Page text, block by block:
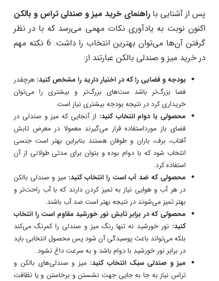
پس از آشنایی باراهنمای خرید میز و صندلی تراس و بالکن
اکنون نوبت به یادآوری نکات مهمی می‌رسد که با در نظر
گرفتن آن‌ها می‌توان بهترین انتخاب را داشت. 6 نکته مهم
در خرید میز و صندلی بالکن عبارتند از:
بودجه و فضایی را که در اختیار دارید را مشخص کنید:هرچقدر
فضا بزرگ‌تر باشد ست‌های بزرگ‌تر و بیشتری را می‌توان
خریداری کرد در نتیجه بودجه بیشتری نیاز است.
محصولی با دوام انتخاب کنید:از آنجایی که میز و صندلی در
فضای باز مورداستفاده قرار می‌گیرند معمولا در معرض تابش
آفتاب، برف، باران و طوفان هستند بنابراین بهتر است جنسی
انتخاب شود که با دوام بوده و بتوان برای مدتی طولانی از آن
استفاده کرد.
محصولی که ضد آب است را انتخاب کنید:میز و صندلی بالکن
در هر آب و هوایی نیاز به تمیز کردن دارند که با آب راحت‌تر و
بهتر تمیز می‌شوند در نتیجه بهتر است ضد آب باشند.
محصولی که در برابر تابش نور خورشید مقاوم است را انتخاب
کنید:نور خورشید نه تنها رنگ میز و صندلی را کمرنگ می‌کند
بلکه می‌تواند باعث پوسیدگی آن شود پس محصول انتخابی باید
در برابر نور خورشید با دوام باشد و به سرعت داغ نشود.
میز و صندلی سبک انتخاب کنید:میز و صندلی‌های بالکن و
تراس نیاز به جا به جایی جهت نشستن و برخاستن و یا نظافت